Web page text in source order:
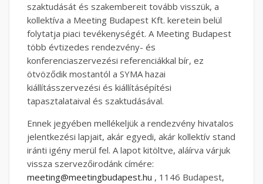
szaktudását és szakembereit tovább visszük, a
kollektíva a Meeting Budapest Kft. keretein belül
folytatja piaci tevékenységét. A Meeting Budapest
több évtizedes rendezvény- és
konferenciaszervezési referenciákkal bír, ez
ötvöződik mostantól a SYMA hazai
kiállításszervezési és kiállításépítési
tapasztalataival és szaktudásával.
Ennek jegyében mellékeljük a rendezvény hivatalos
jelentkezési lapjait, akár egyedi, akár kollektív stand
iránti igény merül fel. A lapot kitöltve, aláírva várjuk
vissza szervezőirodánk címére:
meeting@meetingbudapest.hu , 1146 Budapest,